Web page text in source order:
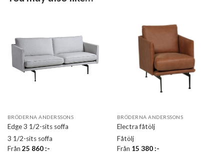
BRÖDERNA ANDERSSONS
Edge 3 1/2-sits soffa
3 1/2-sits soffa
Från 25 860:-
BRÖDERNA ANDERSSONS
Electra fåtölj
Fåtölj
Från 15 380:-